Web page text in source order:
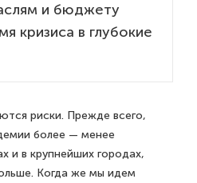
и бюджету
кризиса в глубокие
риски. Прежде всего,
более — менее
и в крупнейших городах,
Когда же мы идем